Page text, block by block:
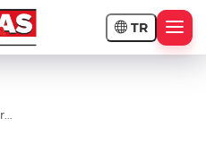
TR